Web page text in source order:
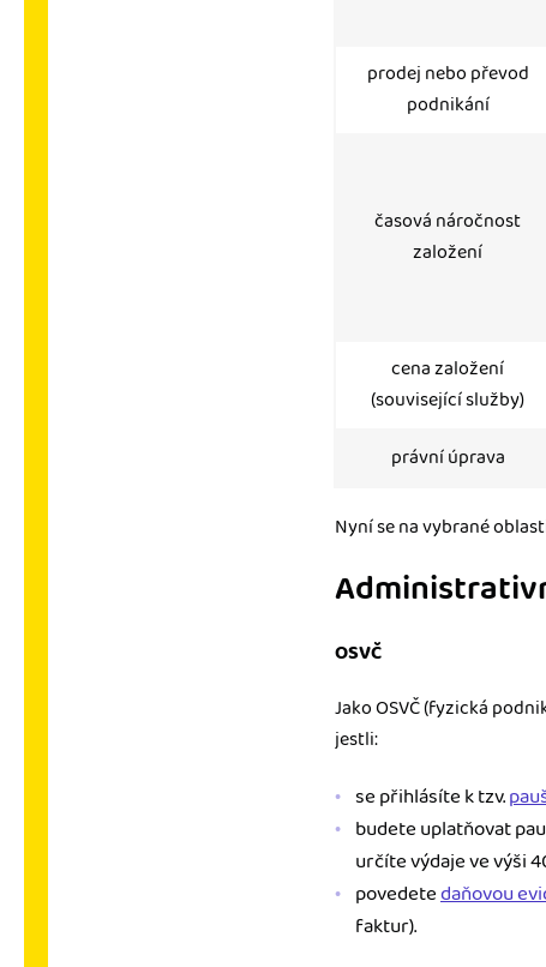
prodej nebo převod
podnikání
časová náročnost
založení
cena založení
(související služby)
právní úprava
Nyní se na vybrané
OSVČ
Jako OSVČ (fyzická
jestli:
se přihlásíte k tzv.
budete uplatňovat
určíte výdaje ve výši
povedetedaňovou
faktur).